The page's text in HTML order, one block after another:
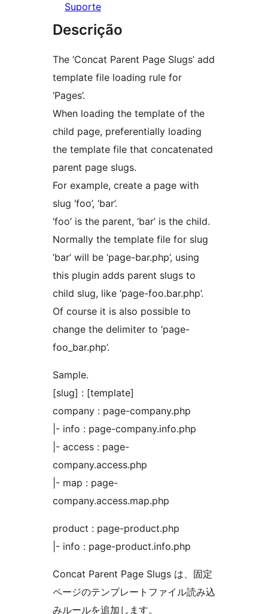
Suporte
Descrição
The ‘Concat Parent Page Slugs’ add
template file loading rule for
‘Pages’.
When loading the template of the
child page, preferentially loading
the template file that concatenated
parent page slugs.
For example, create a page with
slug ‘foo’, ‘bar’.
‘foo’ is the parent, ‘bar’ is the child.
Normally the template file for slug
‘bar’ will be ‘page-bar.php’, using
this plugin adds parent slugs to
child slug, like ‘page-foo.bar.php’.
Of course it is also possible to
change the delimiter to ‘page-
foo_bar.php’.
Sample.
[slug] : [template]
company : page-company.php
|- info : page-company.info.php
|- access : page-
company.access.php
|- map : page-
company.access.map.php
product : page-product.php
|- info : page-product.info.php
Concat Parent Page Slugs は、固定
ページのテンプレートファイル読み込
みルールを追加します。